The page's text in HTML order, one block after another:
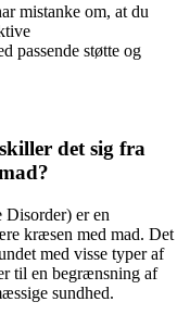
mistanke om, at du
passende støtte og
det sig fra
er en
kræsen med mad. Det
med visse typer af
til en begrænsning af
sundhed.